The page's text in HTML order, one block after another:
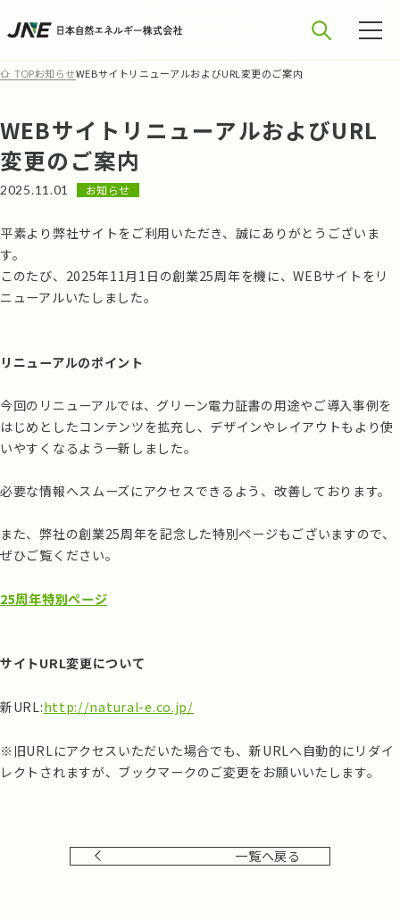
TOPお知らせWEBサイトリニューアルおよびURL変更のご案内
WEBサイトリニューアルおよびURL
変更のご案内
2025.11.01 お知らせ
平素より弊社サイトをご利用いただき、誠にありがとうございま
す。
このたび、2025年11月1日の創業25周年を機に、WEBサイトをリ
ニューアルいたしました。
リニューアルのポイント
今回のリニューアルでは、グリーン電力証書の用途やご導入事例を
はじめとしたコンテンツを拡充し、デザインやレイアウトもより使
いやすくなるよう一新しました。
必要な情報へスムーズにアクセスできるよう、改善しております。
また、弊社の創業25周年を記念した特別ページもございますので、
ぜひご覧ください。
25周年特別ページ
サイトURL変更について
新URL:http://natural-e.co.jp/
※旧URLにアクセスいただいた場合でも、新URLへ自動的にリダイ
レクトされますが、ブックマークのご変更をお願いいたします。
一覧へ戻る